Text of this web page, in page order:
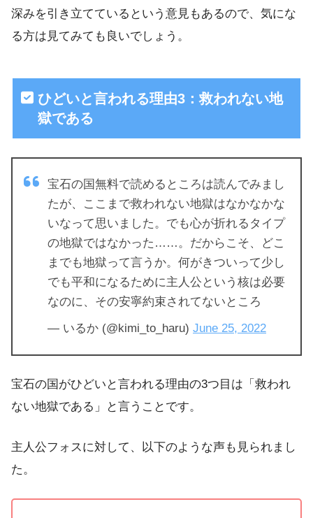
深みを引き立てているという意見もあるので、気にな
る方は見てみても良いでしょう。
ひどいと言われる理由3：救われない地
獄である
宝石の国無料で読めるところは読んでみまし
たが、ここまで救われない地獄はなかなかな
いなって思いました。でも心が折れるタイプ
の地獄ではなかった……。だからこそ、どこ
までも地獄って言うか。何がきついって少し
でも平和になるために主人公という核は必要
なのに、その安寧約束されてないところ
— いるか (@kimi_to_haru) June 25, 2022
宝石の国がひどいと言われる理由の3つ目は「救われ
ない地獄である」と言うことです。
主人公フォスに対して、以下のような声も見られまし
た。